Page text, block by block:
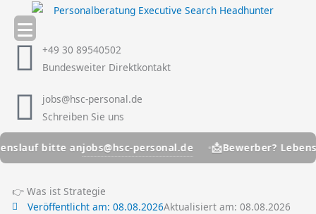
Inhalt
springen +49 30 89540502
Bundesweiter Direktkontakt
jobs@hsc-personal.de
Schreiben Sie uns
bitte anjobs@hsc-personal.de 📩 Bewerber?
👉 Was ist Strategie
Veröffentlicht am:08.08.2026Aktualisiert am: 08.08.2026